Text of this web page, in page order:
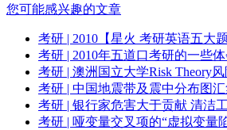
您可能感兴趣的文章
考研 | 2010【星火 考研英语五大
考研 | 2010年五道口考研的一些
考研 | 澳洲国立大学Risk Theory
考研 | 中国地震带及震中分布图
考研 | 银行家危害大于贡献 清洁
考研 | 哑变量交叉项的“虚拟变量